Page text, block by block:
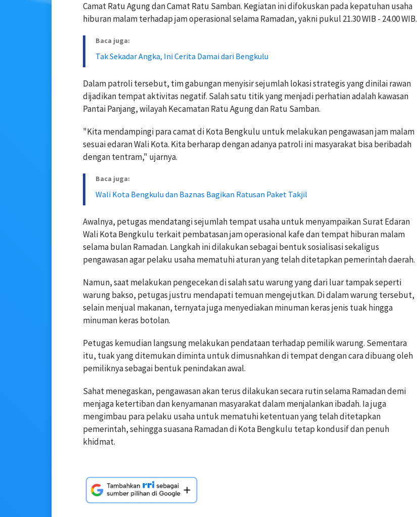
Camat Ratu Agung dan Camat Ratu Samban. Kegiatan ini difokuskan pada kepatuhan usaha
hiburan malam terhadap jam operasional selama Ramadan, yakni pukul 21.30 WIB - 24.00 WIB.
Baca juga:
Tak Sekadar Angka, Ini Cerita Damai dari Bengkulu
Dalam patroli tersebut, tim gabungan menyisir sejumlah lokasi strategis yang dinilai rawan
dijadikan tempat aktivitas negatif. Salah satu titik yang menjadi perhatian adalah kawasan
Pantai Panjang, wilayah Kecamatan Ratu Agung dan Ratu Samban.
"Kita mendampingi para camat di Kota Bengkulu untuk melakukan pengawasan jam malam
sesuai edaran Wali Kota. Kita berharap dengan adanya patroli ini masyarakat bisa beribadah
dengan tentram," ujarnya.
Baca juga:
Wali Kota Bengkulu dan Baznas Bagikan Ratusan Paket Takjil
Awalnya, petugas mendatangi sejumlah tempat usaha untuk menyampaikan Surat Edaran
Wali Kota Bengkulu terkait pembatasan jam operasional kafe dan tempat hiburan malam
selama bulan Ramadan. Langkah ini dilakukan sebagai bentuk sosialisasi sekaligus
pengawasan agar pelaku usaha mematuhi aturan yang telah ditetapkan pemerintah daerah.
Namun, saat melakukan pengecekan di salah satu warung yang dari luar tampak seperti
warung bakso, petugas justru mendapati temuan mengejutkan. Di dalam warung tersebut,
selain menjual makanan, ternyata juga menyediakan minuman keras jenis tuak hingga
minuman keras botolan.
Petugas kemudian langsung melakukan pendataan terhadap pemilik warung. Sementara
itu, tuak yang ditemukan diminta untuk dimusnahkan di tempat dengan cara dibuang oleh
pemiliknya sebagai bentuk penindakan awal.
Sahat menegaskan, pengawasan akan terus dilakukan secara rutin selama Ramadan demi
menjaga ketertiban dan kenyamanan masyarakat dalam menjalankan ibadah. Ia juga
mengimbau para pelaku usaha untuk mematuhi ketentuan yang telah ditetapkan
pemerintah, sehingga suasana Ramadan di Kota Bengkulu tetap kondusif dan penuh
khidmat.